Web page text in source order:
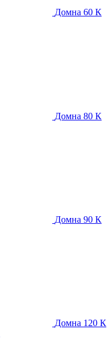
Домна 60 К
Домна 80 К
Домна 90 К
Домна 120 К